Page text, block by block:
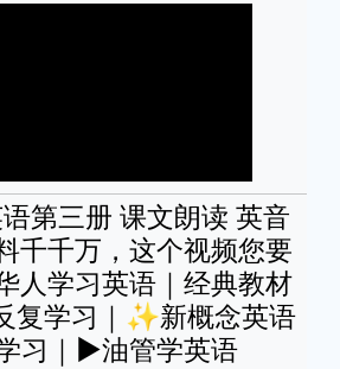
语第三册 课文朗读 英音
千千万，这个视频您要
人学习英语｜经典教材
复学习｜✨新概念英语
习｜►油管学英语